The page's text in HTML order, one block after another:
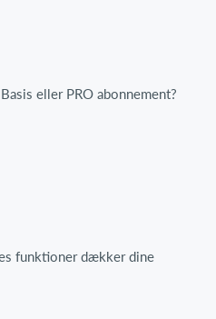
eller PRO abonnement?
funktioner dækker dine